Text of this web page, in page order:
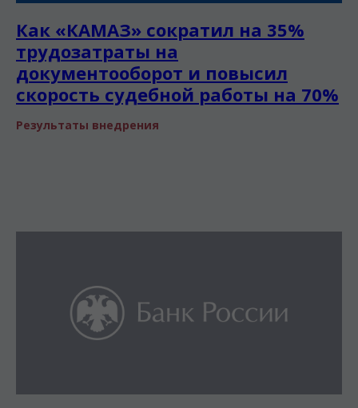
Как «КАМАЗ» сократил на 35%
трудозатраты на
документооборот и повысил
скорость судебной работы на 70%
Результаты внедрения